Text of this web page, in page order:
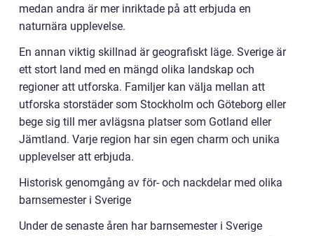
medan andra är mer inriktade på att erbjuda en
naturnära upplevelse.
En annan viktig skillnad är geografiskt läge. Sverige är
ett stort land med en mängd olika landskap och
regioner att utforska. Familjer kan välja mellan att
utforska storstäder som Stockholm och Göteborg eller
bege sig till mer avlägsna platser som Gotland eller
Jämtland. Varje region har sin egen charm och unika
upplevelser att erbjuda.
Historisk genomgång av för- och nackdelar med olika
barnsemester i Sverige
Under de senaste åren har barnsemester i Sverige